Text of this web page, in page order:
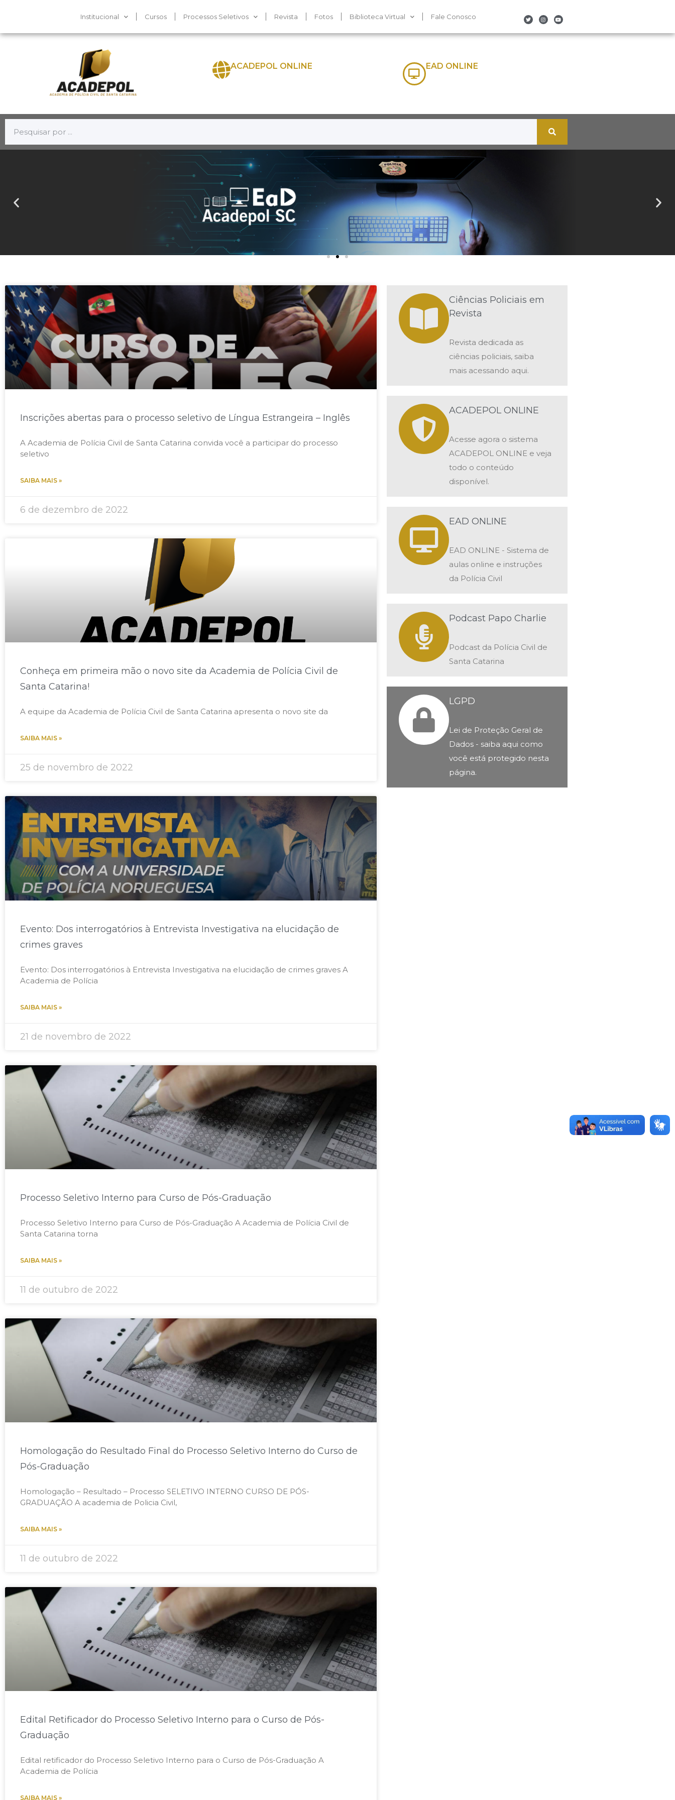
Institucional Cursos Processos Seletivos Revista Fotos Biblioteca Virtual Fale Conosco
ACADEPOL ONLINE EAD ONLINE
Inscrições abertas para o processo seletivo de Língua Estrangeira – Inglês
A Academia de Polícia Civil de Santa Catarina convida você a participar do processo
seletivo
SAIBA MAIS »
6 de dezembro de 2022
Conheça em primeira mão o novo site da Academia de Polícia Civil de
Santa Catarina!
A equipe da Academia de Polícia Civil de Santa Catarina apresenta o novo site da
SAIBA MAIS »
25 de novembro de 2022
Evento: Dos interrogatórios à Entrevista Investigativa na elucidação de
crimes graves
Evento: Dos interrogatórios à Entrevista Investigativa na elucidação de crimes graves A
Academia de Polícia
SAIBA MAIS »
21 de novembro de 2022
Processo Seletivo Interno para Curso de Pós-Graduação
Processo Seletivo Interno para Curso de Pós-Graduação​ A Academia de Polícia Civil de
Santa Catarina torna
SAIBA MAIS »
11 de outubro de 2022
Homologação do Resultado Final do Processo Seletivo Interno do Curso de
Pós-Graduação
Homologação – Resultado – Processo SELETIVO INTERNO CURSO DE PÓS-
GRADUAÇÃO A academia de Policia Civil,
SAIBA MAIS »
11 de outubro de 2022
Edital Retificador do Processo Seletivo Interno para o Curso de Pós-
Graduação
Edital retificador do Processo Seletivo Interno para o Curso de Pós-Graduação ​​A
Academia de Polícia
SAIBA MAIS »
Ciências Policiais em
Revista
Revista dedicada as
ciências policiais, saiba
mais acessando aqui.
ACADEPOL ONLINE
Acesse agora o sistema
ACADEPOL ONLINE e veja
todo o conteúdo
disponível.
EAD ONLINE
EAD ONLINE - Sistema de
aulas online e instruções
da Polícia Civil
Podcast Papo Charlie
Podcast da Polícia Civil de
Santa Catarina
LGPD
Lei de Proteção Geral de
Dados - saiba aqui como
você está protegido nesta
página.